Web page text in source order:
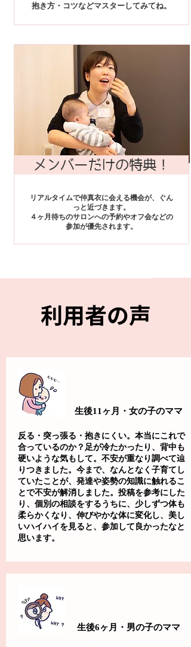
抱き方・コツなどマスターしてみてね。
メンバーだけの特典！
リアルタイムで仲真衣に会える機会が、ぐん
っと近づきます。
４ヶ月待ちのサロンへの予約やオフ会などの
参加が優先されます。
​利用者の声
生後11ヶ月・女の子のママ
反る・突っ張る・抱きにくい。本当にこれで
合っているのか？足が冷たかったり、背中も
硬いような気もして。不安が重なり調べて辿
りつきました。今まで、なんとなく子育てし
ていたことが、発達や姿勢の知識に触れるこ
とで不安が解消しました。投稿を参考にした
り、個別の相談をするうちに、少しずつ体も
柔らかくなり、伸びやかな体に変化し、美し
いハイハイを見ると、参加して良かったなと
思います。
生後6ヶ月・男の子のママ